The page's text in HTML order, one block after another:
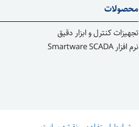
محصولات
تجهیزات کنترل و ابزار دقیق
نرم افزار Smartware SCADA